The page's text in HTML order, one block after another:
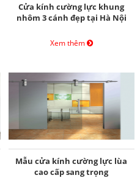
Cửa kính cường lực khung
nhôm 3 cánh đẹp tại Hà Nội
Xem thêm
Mẫu cửa kính cường lực lùa
cao cấp sang trọng